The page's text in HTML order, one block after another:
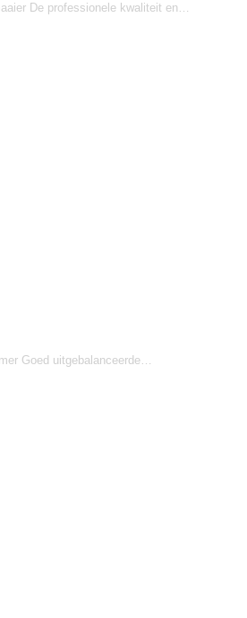
De professionele kwaliteit en…
Goed uitgebalanceerde…